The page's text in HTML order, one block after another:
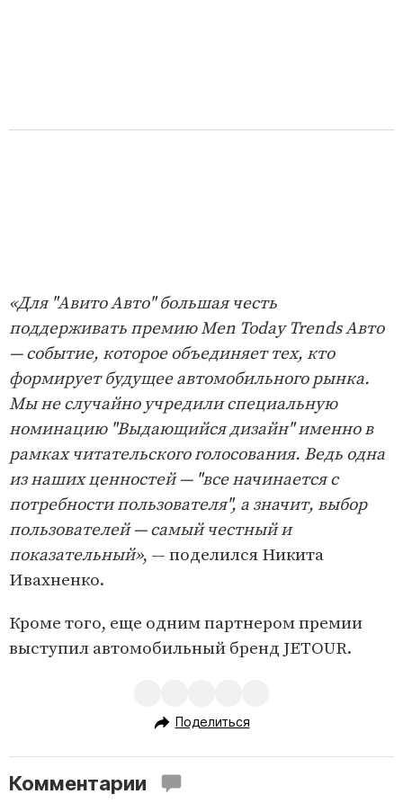
«Для "Авито Авто" большая честь
поддерживать премию Men Today Trends Авто
— событие, которое объединяет тех, кто
формирует будущее автомобильного рынка.
Мы не случайно учредили специальную
номинацию "Выдающийся дизайн" именно в
рамках читательского голосования. Ведь одна
из наших ценностей — "все начинается с
потребности пользователя", а значит, выбор
пользователей — самый честный и
показательный», — поделился Никита
Ивахненко.
Кроме того, еще одним партнером премии
выступил автомобильный бренд JETOUR.
Поделиться
Комментарии